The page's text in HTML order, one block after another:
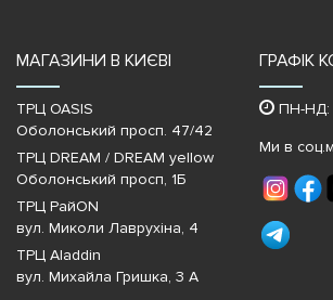
МАГАЗИНИ В КИЄВІ
ТРЦ OASIS
Оболонський просп. 47/42
ТРЦ DREAM / DREAM yellow
Оболонський просп, 1Б
ТРЦ РайON
вул. Миколи Лаврухіна, 4
ТРЦ Aladdin
вул. Михайла Гришка, 3 А
ГРАФІК
ПН-НД:
Ми в